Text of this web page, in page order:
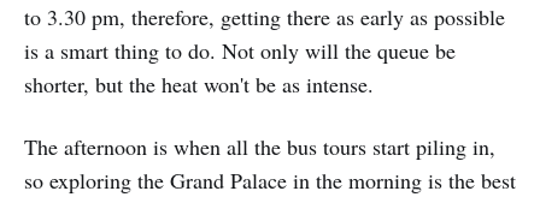
to 3.30 pm, therefore, getting there as early as possible
is a smart thing to do. Not only will the queue be
shorter, but the heat won't be as intense.
The afternoon is when all the bus tours start piling in,
so exploring the Grand Palace in the morning is the best